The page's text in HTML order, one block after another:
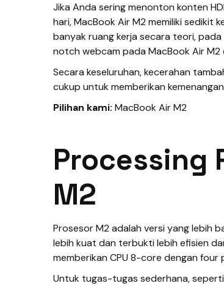
Jika Anda sering menonton konten
hari, MacBook Air M2 memiliki sedikit
banyak ruang kerja secara teori,
notch webcam pada MacBook Air
Secara keseluruhan, kecerahan
cukup untuk memberikan
Pilihan kami: MacBook Air M2
Processing
M2
Prosesor M2 adalah versi yang lebih
lebih kuat dan terbukti lebih efisien
memberikan CPU 8-core dengan
Untuk tugas-tugas sederhana,